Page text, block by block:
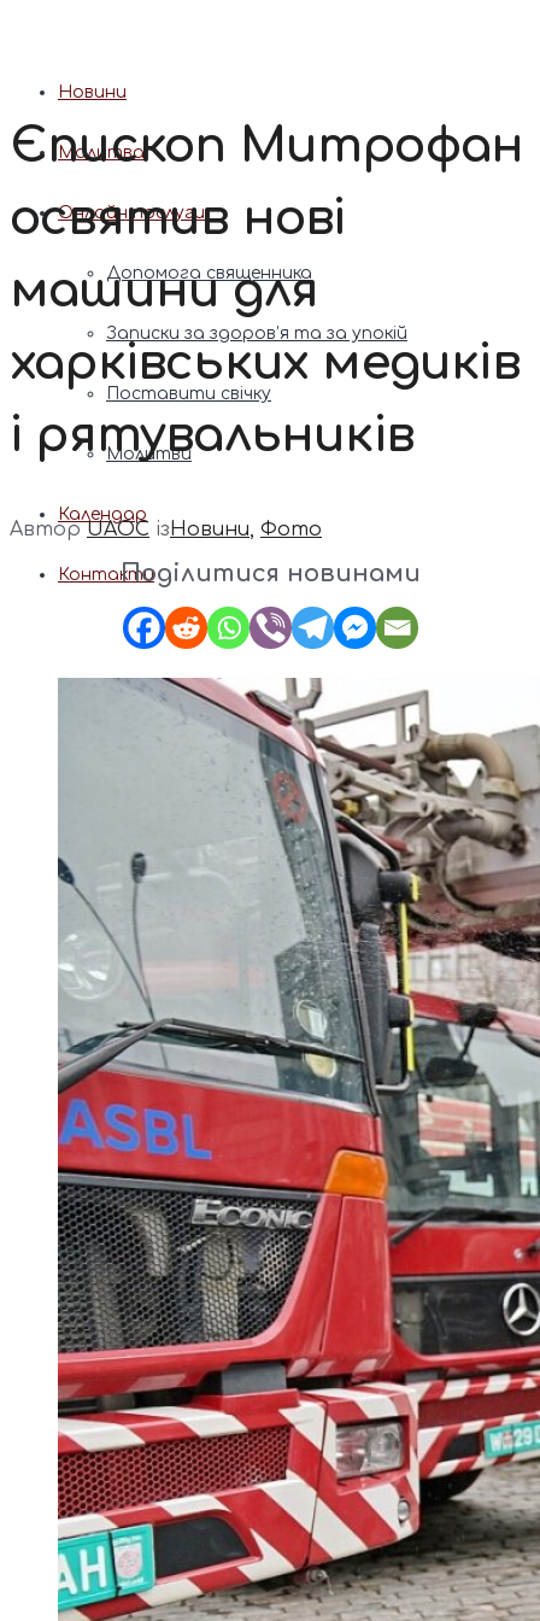
Новини
Молитва
Онлайн послуги
Допомога священника
Записки за здоров’я та за упокій
Поставити свічку
Молитви
Календар
Контакти
Єпископ Митрофан
освятив нові
машини для
харківських медиків
і рятувальників
АвторUAOC ізНовини, Фото
Поділитися новинами